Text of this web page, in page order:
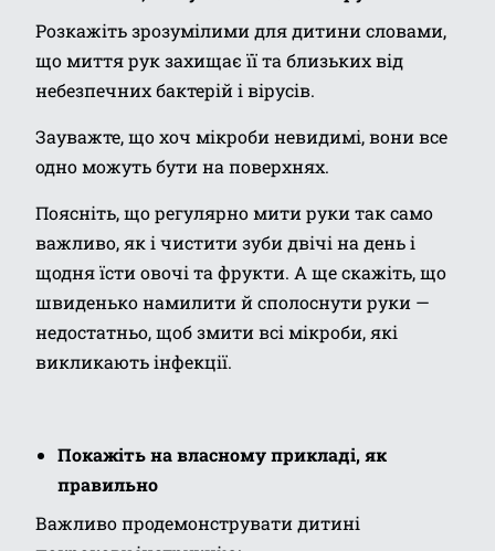
Розкажіть зрозумілими для дитини словами,
що миття рук захищає її та близьких від
небезпечних бактерій і вірусів.
Зауважте, що хоч мікроби невидимі, вони все
одно можуть бути на поверхнях.
Поясніть, що регулярно мити руки так само
важливо, як і чистити зуби двічі на день і
щодня їсти овочі та фрукти. А ще скажіть, що
швиденько намилити й сполоснути руки —
недостатньо, щоб змити всі мікроби, які
викликають інфекції.
Покажіть на власному прикладі, як
правильно
Важливо продемонструвати дитині